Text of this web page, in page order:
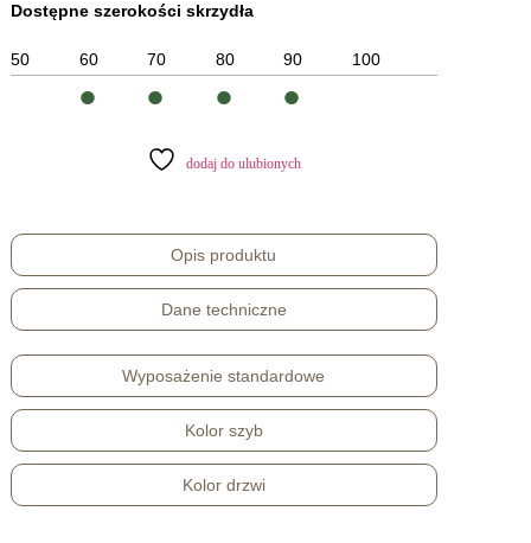
Dostępne szerokości skrzydła
50 60 70 80 90 100
• • • •
dodaj do ulubionych
Opis produktu
Dane techniczne
Wyposażenie standardowe
Kolor szyb
Kolor drzwi